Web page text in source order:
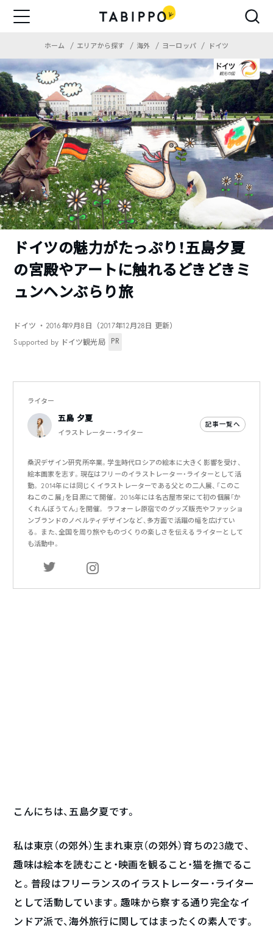
ホーム エリアから探す 海外 ヨーロッパ ドイツ
ドイツの魅力がたっぷり！五島夕夏
の宮殿やアートに触れるどきどきミ
ュンヘンぶらり旅
ドイツ ・2016年9月8日（2017年12月28日 更新）
Supported by ドイツ観光局
PR
ライター
五島 夕夏
イラストレーター・ライター
記事一覧へ
桑沢デザイン研究所卒業。学生時代ロシアの絵本に大きく影響を受け、
絵本画家を志す。現在はフリーのイラストレーター・ライターとして活
動。 2014年には同じくイラストレーターである父との二人展、「このこ
ねこのこ展」を目黒にて開催。 2016年には名古屋市栄にて初の個展「か
くれんぼうてん」を開催。 ラフォーレ原宿でのグッズ販売やファッショ
ンブランドのノベルティデザインなど、多方面で活躍の幅を広げてい
る。 また、全国を周り旅やものづくりの楽しさを伝えるライターとして
も活動中。
こんにちは、五島夕夏です。
私は東京（の郊外）生まれ東京（の郊外）育ちの23歳で、
趣味は絵本を読むこと・映画を観ること・猫を撫でるこ
と。普段はフリーランスのイラストレーター・ライター
として活動しています。趣味から察する通り完全なイ
ンドア派で、海外旅行に関してはまったくの素人です。